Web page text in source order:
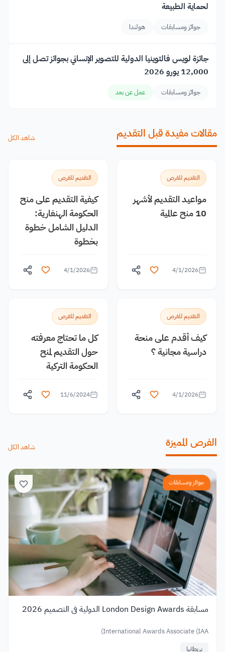
لحماية الطبيعة
جوائز ومسابقات هولندا
جائزة لويس فالتوينيا الدولية للتصوير الإنساني بجوائز تصل إلى
12,000 يورو 2026
جوائز ومسابقات عمل عن بعد
مقالات مفيدة قبل التقديم شاهد الكل
التقديم للفرص
مواعيد التقديم لأشهر
10 منح عالمية
4/1/2026
التقديم للفرص
كيفية التقديم على منح
الحكومة الهنغارية:
الدليل الشامل خطوة
بخطوة
4/1/2026
التقديم للفرص
كيف أقدم على منحة
دراسية مجانية ؟
4/1/2026
التقديم للفرص
كل ما تحتاج معرفته
حول التقديم لمنح
الحكومة التركية
11/6/2024
الفرص المميزة شاهد الكل
جوائز ومسابقات
مسابقة London Design Awards الدولية في التصميم 2026
International Awards Associate (IAA)
بريطانيا